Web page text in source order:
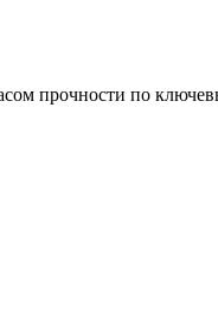
прочности по